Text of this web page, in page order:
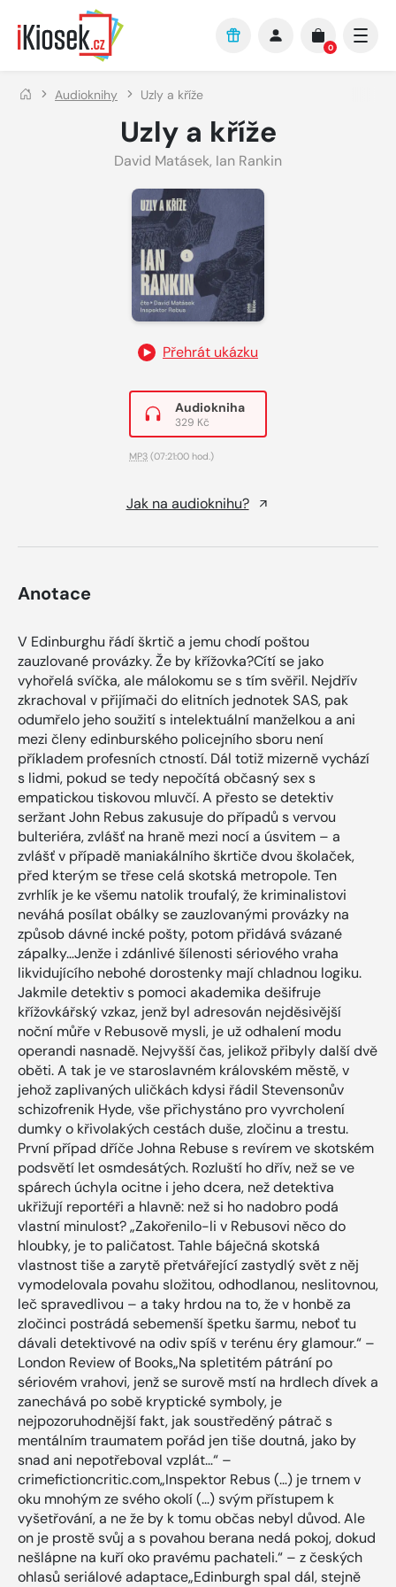
Přejít na hlavní obsah
0
Audioknihy Uzly a kříže
Uzly a kříže
David Matásek, Ian Rankin
Přehrát ukázku
Audiokniha
329 Kč
MP3 (07:21:00 hod.)
Jak na audioknihu?
Anotace
V Edinburghu řádí škrtič a jemu chodí poštou
zauzlované provázky. Že by křížovka?Cítí se jako
vyhořelá svíčka, ale málokomu se s tím svěřil. Nejdřív
zkrachoval v přijímači do elitních jednotek SAS, pak
odumřelo jeho soužití s intelektuální manželkou a ani
mezi členy edinburského policejního sboru není
příkladem profesních ctností. Dál totiž mizerně vychází
s lidmi, pokud se tedy nepočítá občasný sex s
empatickou tiskovou mluvčí. A přesto se detektiv
seržant John Rebus zakusuje do případů s vervou
bulteriéra, zvlášť na hraně mezi nocí a úsvitem – a
zvlášť v případě maniakálního škrtiče dvou školaček,
před kterým se třese celá skotská metropole. Ten
zvrhlík je ke všemu natolik troufalý, že kriminalistovi
neváhá posílat obálky se zauzlovanými provázky na
způsob dávné incké pošty, potom přidává svázané
zápalky…Jenže i zdánlivé šílenosti sériového vraha
likvidujícího nebohé dorostenky mají chladnou logiku.
Jakmile detektiv s pomoci akademika dešifruje
křížovkářský vzkaz, jenž byl adresován nejděsivější
noční můře v Rebusově mysli, je už odhalení modu
operandi nasnadě. Nejvyšší čas, jelikož přibyly další dvě
oběti. A tak je ve staroslavném královském městě, v
jehož zaplivaných uličkách kdysi řádil Stevensonův
schizofrenik Hyde, vše přichystáno pro vyvrcholení
dumky o křivolakých cestách duše, zločinu a trestu.
První případ dříče Johna Rebuse s revírem ve skotském
podsvětí let osmdesátých. Rozluští ho dřív, než se ve
spárech úchyla ocitne i jeho dcera, než detektiva
ukřižují reportéři a hlavně: než si ho nadobro podá
vlastní minulost? „Zakořenilo-li v Rebusovi něco do
hloubky, je to paličatost. Tahle báječná skotská
vlastnost tiše a zarytě přetvářející zastydlý svět z něj
vymodelovala povahu složitou, odhodlanou, neslitovnou,
leč spravedlivou – a taky hrdou na to, že v honbě za
zločinci postrádá sebemenší špetku šarmu, neboť tu
dávali detektivové na odiv spíš v terénu éry glamour.“ –
London Review of Books„Na spletitém pátrání po
sériovém vrahovi, jenž se surově mstí na hrdlech dívek a
zanechává po sobě kryptické symboly, je
nejpozoruhodnější fakt, jak soustředěný pátrač s
mentálním traumatem pořád jen tiše doutná, jako by
snad ani nepotřeboval vzplát…“ –
crimefictioncritic.com„Inspektor Rebus (…) je trnem v
oku mnohým ze svého okolí (…) svým přístupem k
vyšetřování, a ne že by k tomu občas nebyl důvod. Ale
on je prostě svůj a s povahou berana nedá pokoj, dokud
nešlápne na kuří oko pravému pachateli.“ – z českých
ohlasů seriálové adaptace„Edinburgh spal dál, stejně